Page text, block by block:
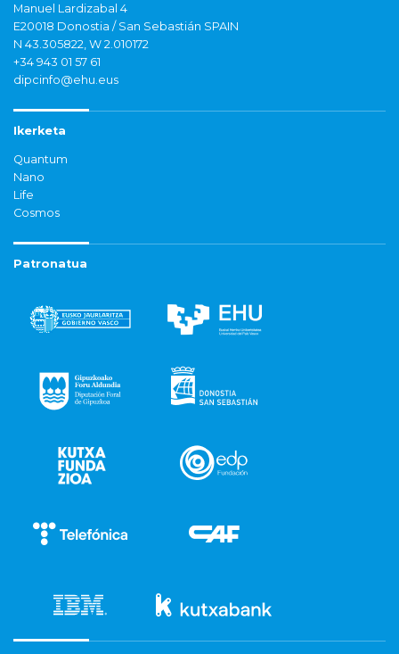
Manuel Lardizabal 4
E20018 Donostia / San Sebastián SPAIN
N 43.305822, W 2.010172
+34 943 01 57 61
dipcinfo@ehu.eus
Ikerketa
Quantum
Nano
Life
Cosmos
Patronatua